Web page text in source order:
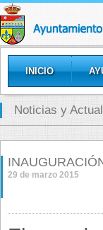
INICIO
GALERÍAS
Noticias y
29 de marzo 2015